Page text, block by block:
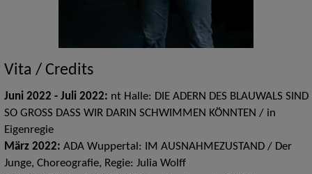
Vita / Credits
Juni 2022 - Juli 2022: nt Halle: DIE ADERN DES BLAUWALS SIND
SO GROSS DASS WIR DARIN SCHWIMMEN KÖNNTEN / in
Eigenregie
März 2022: ADA Wuppertal: IM AUSNAHMEZUSTAND / Der
Junge, Choreografie, Regie: Julia Wolff